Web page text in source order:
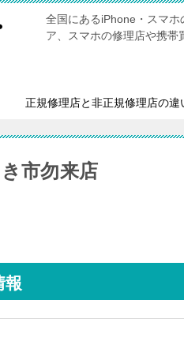
全国にあるiPhone・スマ
ア、スマホの修理店や携帯
正規修理店と非正規修理店の違
市勿来店
報